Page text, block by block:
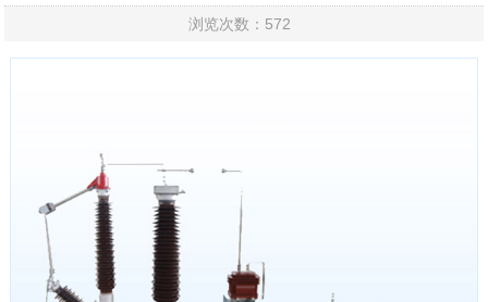
浏览次数：572